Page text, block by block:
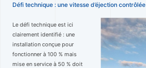
Défi technique : une vitesse d’éjection contrôlée
Le défi technique est ici
clairement identifié : une
installation conçue pour
fonctionner à 100 % mais
mise en service à 50 % doit